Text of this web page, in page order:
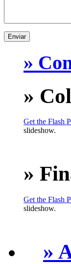
»
»
Get the Flash
slideshow.
»
Get the Flash
slideshow.
»